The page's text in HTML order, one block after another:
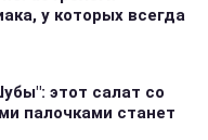
у которых всегда
этот салат со
палочками станет